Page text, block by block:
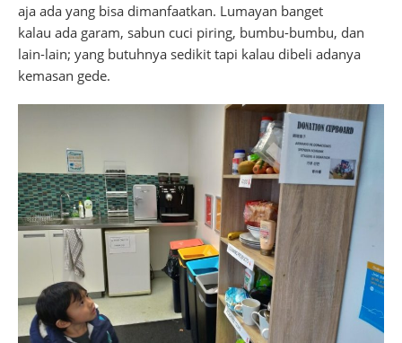
aja ada yang bisa dimanfaatkan. Lumayan banget
kalau ada garam, sabun cuci piring, bumbu-bumbu, dan
lain-lain; yang butuhnya sedikit tapi kalau dibeli adanya
kemasan gede.